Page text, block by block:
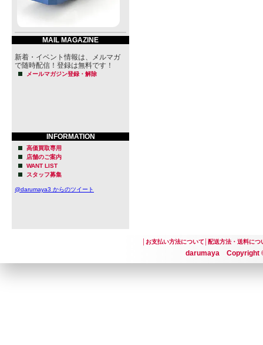
MAIL MAGAZINE
新着・イベント情報は、メルマガ
で随時配信！登録は無料です！
メールマガジン登録・解除
INFORMATION
高価買取専用
店舗のご案内
WANT LIST
スタッフ募集
@darumaya3 からのツイート
お支払い方法について│ 配送方法・送料につ
darumaya Copyright